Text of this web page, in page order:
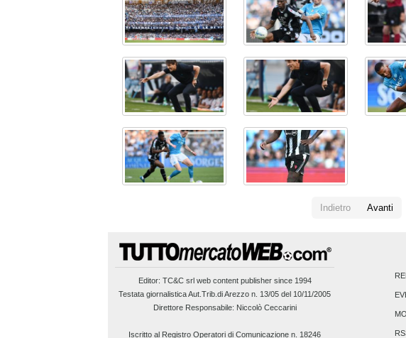
Indietro Avanti
Editor: TC&C srlweb content publisher since 1994
Testata giornalistica Aut.Trib.di Arezzo n. 13/05 del 10/11/2005
Direttore Responsabile: Niccolò Ceccarini
Iscritto al Registro Operatori di Comunicazione n. 18246